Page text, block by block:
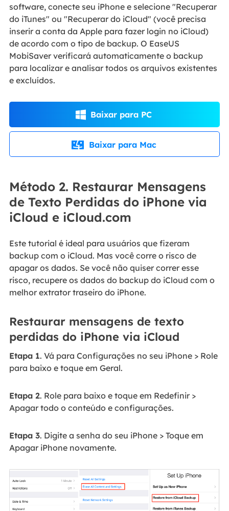
software, conecte seu iPhone e selecione "Recuperar
do iTunes" ou "Recuperar do iCloud" (você precisa
inserir a conta da Apple para fazer login no iCloud)
de acordo com o tipo de backup. O EaseUS
MobiSaver verificará automaticamente o backup
para localizar e analisar todos os arquivos existentes
e excluídos.
 Baixar para PC
 Baixar para Mac
Método 2. Restaurar Mensagens
de Texto Perdidas do iPhone via
iCloud e iCloud.com
Este tutorial é ideal para usuários que fizeram
backup com o iCloud. Mas você corre o risco de
apagar os dados. Se você não quiser correr esse
risco, recupere os dados do backup do iCloud com o
melhor extrator traseiro do iPhone.
Restaurar mensagens de texto
perdidas do iPhone via iCloud
Etapa 1. Vá para Configurações no seu iPhone > Role
para baixo e toque em Geral.
Etapa 2. Role para baixo e toque em Redefinir >
Apagar todo o conteúdo e configurações.
Etapa 3. Digite a senha do seu iPhone > Toque em
Apagar iPhone novamente.